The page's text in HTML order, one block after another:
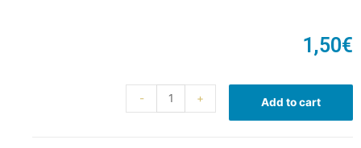
1,50€
- + Add to cart